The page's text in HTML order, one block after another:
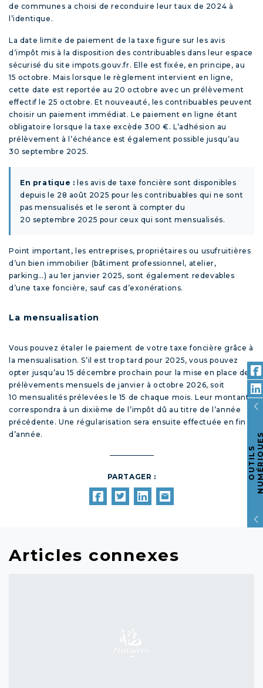
de communes a choisi de reconduire leur taux de 2024 à
l’identique.
La date limite de paiement de la taxe figure sur les avis
d’impôt mis à la disposition des contribuables dans leur espace
sécurisé du site impots.gouv.fr. Elle est fixée, en principe, au
15 octobre. Mais lorsque le règlement intervient en ligne,
cette date est reportée au 20 octobre avec un prélèvement
effectif le 25 octobre. Et nouveauté, les contribuables peuvent
choisir un paiement immédiat. Le paiement en ligne étant
obligatoire lorsque la taxe excède 300 €. L’adhésion au
prélèvement à l’échéance est également possible jusqu’au
30 septembre 2025.
En pratique : les avis de taxe foncière sont disponibles
depuis le 28 août 2025 pour les contribuables qui ne sont
pas mensualisés et le seront à compter du
20 septembre 2025 pour ceux qui sont mensualisés.
Point important, les entreprises, propriétaires ou usufruitières
d’un bien immobilier (bâtiment professionnel, atelier,
parking…) au 1er janvier 2025, sont également redevables
d’une taxe foncière, sauf cas d’exonérations.
La mensualisation
Vous pouvez étaler le paiement de votre taxe foncière grâce à
la mensualisation. S’il est trop tard pour 2025, vous pouvez
opter jusqu’au 15 décembre prochain pour la mise en place de
prélèvements mensuels de janvier à octobre 2026, soit
10 mensualités prélevées le 15 de chaque mois. Leur montant
correspondra à un dixième de l’impôt dû au titre de l’année
précédente. Une régularisation sera ensuite effectuée en fin
d’année.
PARTAGER :
Articles connexes
O
U
T
I
L
S
N
U
M
É
R
I
Q
U
E